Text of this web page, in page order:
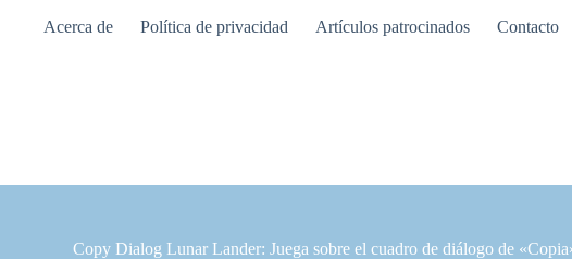
Acerca de Política de privacidad Artículos patrocinados Contacto
Copy Dialog Lunar Lander: Juega sobre el cuadro de diálogo de